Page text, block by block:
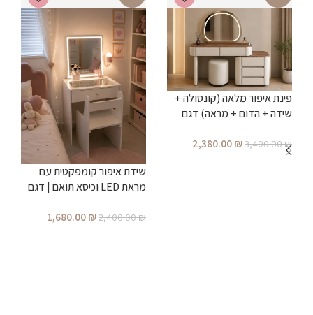
פינת איפור מלאה (קונסולה +
שידה + הדום + מראה) דגם
3,400.00₪
2,380.00₪
שידת איפור קומפקטית עם
מראת LED וכיסא תואם | דגם
2,400.00₪
1,680.00₪